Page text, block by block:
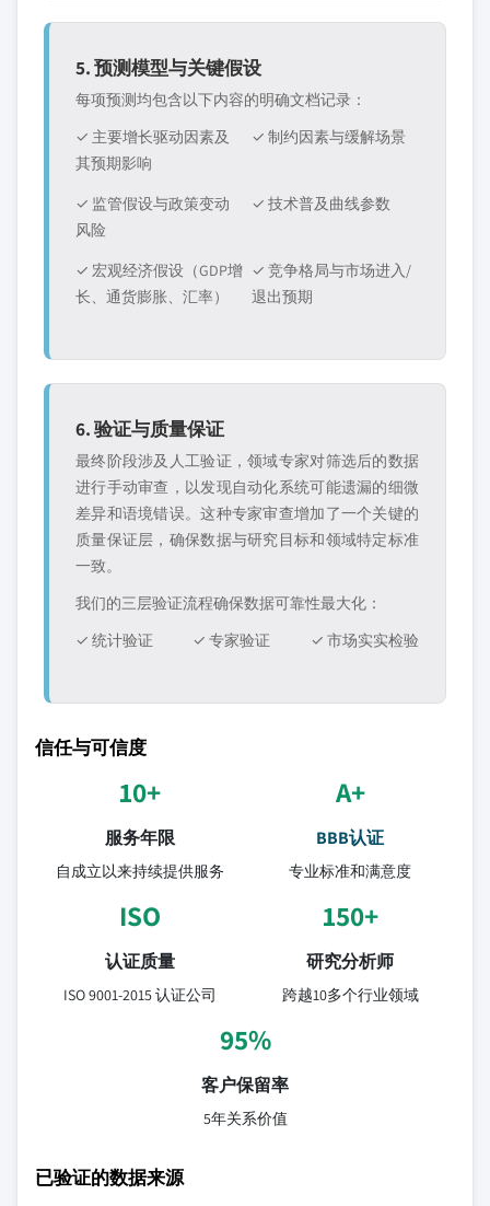
5. 预测模型与关键假设
每项预测均包含以下内容的明确文档记录：
✓ 主要增长驱动因素及
其预期影响
✓ 制约因素与缓解场景
✓ 监管假设与政策变动
风险
✓ 技术普及曲线参数
✓ 宏观经济假设（GDP增
长、通货膨胀、汇率）
✓ 竞争格局与市场进入/
退出预期
6. 验证与质量保证
最终阶段涉及人工验证，领域专家对筛选后的数据
进行手动审查，以发现自动化系统可能遗漏的细微
差异和语境错误。这种专家审查增加了一个关键的
质量保证层，确保数据与研究目标和领域特定标准
一致。
我们的三层验证流程确保数据可靠性最大化：
✓ 统计验证
✓ 专家验证 ✓ 市场实实检验
信任与可信度
10+
服务年限
自成立以来持续提供服务
A+
BBB认证
专业标准和满意度
ISO
认证质量
ISO 9001-2015 认证公司
150+
研究分析师
跨越10多个行业领域
95%
客户保留率
5年关系价值
已验证的数据来源